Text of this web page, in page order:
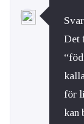
Det
för
kan